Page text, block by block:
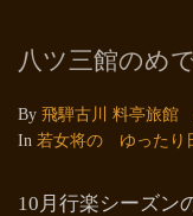
八ツ三館のめ
By 飛騨古川 料亭旅館
In 若女将の ゆったり
10月行楽シーズン